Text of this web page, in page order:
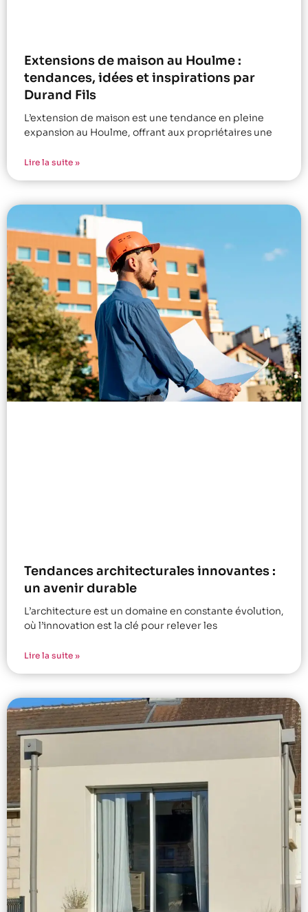
Extensions de maison au Houlme :
tendances, idées et inspirations par
Durand Fils
L’extension de maison est une tendance en pleine
expansion au Houlme, offrant aux propriétaires une
Lire la suite »
Tendances architecturales innovantes :
un avenir durable
L’architecture est un domaine en constante évolution,
où l’innovation est la clé pour relever les
Lire la suite »